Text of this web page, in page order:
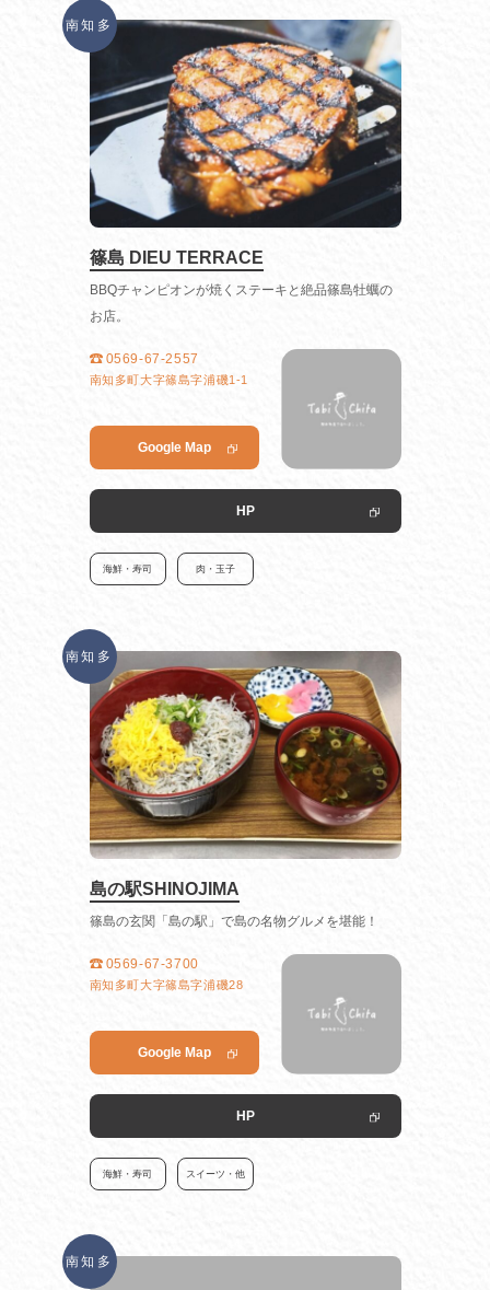
南知多
篠島 DIEU TERRACE
BBQチャンピオンが焼くステーキと絶品篠島牡蠣の
お店。
0569-67-2557
南知多町大字篠島字浦磯1-1
Google Map
HP
海鮮・寿司 肉・玉子
南知多
島の駅SHINOJIMA
篠島の玄関「島の駅」で島の名物グルメを堪能！
0569-67-3700
南知多町大字篠島字浦磯28
Google Map
HP
海鮮・寿司 スイーツ・他
南知多